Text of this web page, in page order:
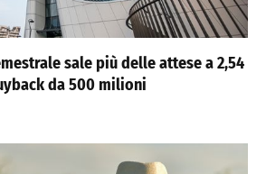
sale più delle attese a 2,54
da 500 milioni